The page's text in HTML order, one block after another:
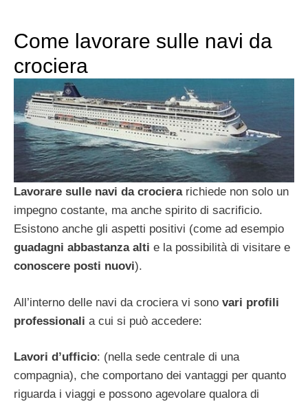
Come lavorare sulle navi da
crociera
Lavorare sulle navi da crocierarichiede non solo un
impegno costante, ma anche spirito di sacrificio.
Esistono anche gli aspetti positivi (come ad esempio
guadagni abbastanza alti e la possibilità di visitare e
conoscere posti nuovi).
All’interno delle navi da crociera vi sono vari profili
professionali a cui si può accedere:
Lavori d’ufficio: (nella sede centrale di una
compagnia), che comportano dei vantaggi per quanto
riguarda i viaggi e possono agevolare qualora di